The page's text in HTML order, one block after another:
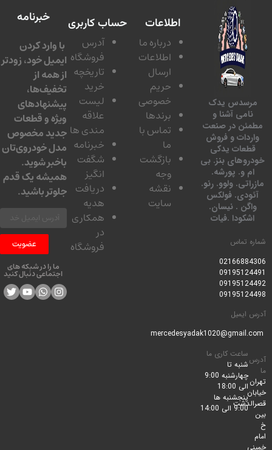
یدک
آشنا و
در صنعت
و فروش
یدکی
بنز. بی
و. پورشه.
ولوو. رنو.
فولکس
. نیسان.
.فیات
تماس
ساعت کاری ما
شنبه تا
چهارشنبه 9:00
الی 18:00
پنجشنبه ها
9:00 الی 14:00
اطلاعات
درباره ما
اطلاعات
ارسال
حریم
خصوصی
برندها
تماس با
بازگشت
نقشه
سایت
حساب کاربری
آدرس
فروشگاه
تاریخچه
لیست
مندی ها
خبرنامه
شگفت
دریافت
همکاری
فروشگاه
خبرنامه
با وارد کردن
ایمیل خود، زودتر
از همه از
تخفیف‌ها،
پیشنهادهای
ویژه و قطعات
جدید مخصوص
مدل خودروی‌تان
باخبر شوید.
همیشه یک قدم
جلوتر باشید.
عضویت
ما را در شبکه های
اجتماعی دنبال کنید